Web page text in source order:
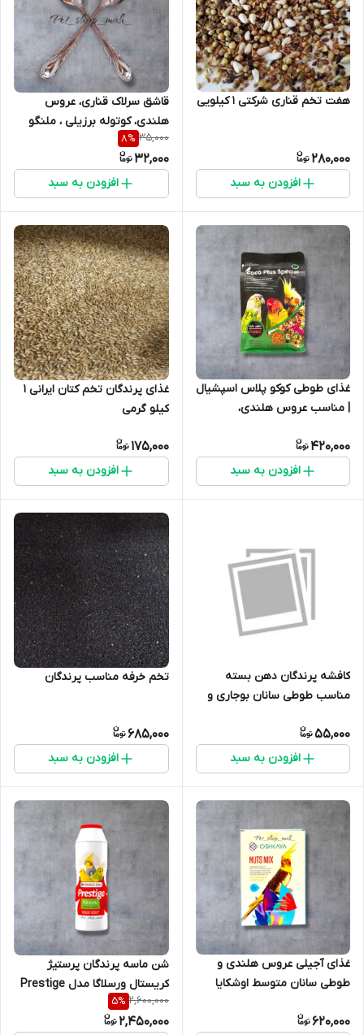
هفت تخم قناری شرکتی 1 کیلویی
280,000
افزودن به سبد
قاشق سرلاک قناری، عروس
هلندی، کوتوله برزیلی ، ملنگو
و...
35,000
8%
32,000
افزودن به سبد
غذای طوطی کوکو پلاس اسپشیال
| مناسب عروس هلندی،
420,000
افزودن به سبد
غذای پرندگان تخم کتان ایرانی 1
کیلو گرمی
175,000
افزودن به سبد
کافشه پرندگان دهن بسته
مناسب طوطی سانان بوجاری و
55,000
افزودن به سبد
تخم خرفه مناسب پرندگان
685,000
افزودن به سبد
غذای آجیلی عروس هلندی و
طوطی سانان متوسط اوشکایا
620,000
شن ماسه پرندگان پرستیژ
کریستال ورسلاگا مدل Prestige
Kristal با اسانس بادیان (رازیانه)
2,600,000
5%
2,450,000